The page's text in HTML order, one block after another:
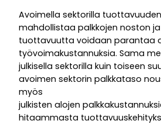
Avoimella sektorilla
mahdollistaa palkkojen noston
tuottavuutta voidaan parantaa
työvoimakustannuksia. Sama
julkisella sektorilla kuin toiseen
avoimen sektorin palkkataso
myös
julkisten alojen
hitaammasta